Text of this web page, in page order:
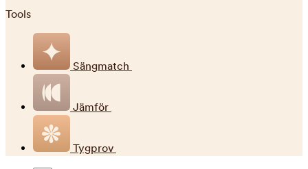
Tools
Sängmatch
Jämför
Tygprov